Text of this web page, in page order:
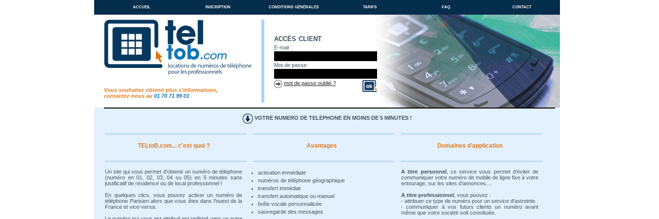
accueil inscription conditions générales tarifs faq contact
Vous souhaitez obtenir plus s'informations,
contactez-nous au 01 70 71 99 01
accès client
E-mail :
Mot de passe:
mot de passe oublié ?
VOTRE NUMERO DE TELEPHONE EN MOINS DE 5 MINUTES !
TELtoB.com... c'est quoi ?
Un site qui vous permet d'obtenir un numéro de téléphone
(numéro en 01, 02, 03, 04 ou 05) en 5 minutes sans
justificatif de résidence ou de local professionnel !
En quelques clics, vous pouvez activer un numéro de
téléphone Parisien alors que vous êtes dans l'ouest de la
France et vice-versa.
Avantages
activation immédiate
numéros de téléphone géographique
transfert immédiat
transfert automatique ou manuel
boîte vocale personnalisée
sauvegarde des messages
Domaines d'application
A titre personnel, ce service vous permet d'éviter de
communiquer votre numéro de mobile de ligne fixe à votre
entourage, sur les sites d'annonces....
A titre professionnel , vous pouvez :
- attribuer ce type de numéro pour un service d'astreinte.
- communiquer à vos futurs clients un numéro avant
même que votre société soit constituée.